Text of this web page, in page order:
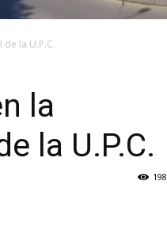
la U.P.C.
la
la U.P.C.
198